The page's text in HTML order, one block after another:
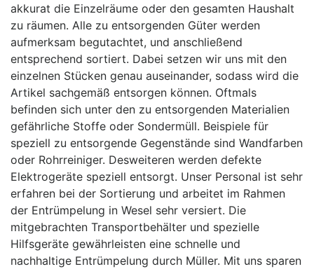
akkurat die Einzelräume oder den gesamten Haushalt
zu räumen. Alle zu entsorgenden Güter werden
aufmerksam begutachtet, und anschließend
entsprechend sortiert. Dabei setzen wir uns mit den
einzelnen Stücken genau auseinander, sodass wird die
Artikel sachgemäß entsorgen können. Oftmals
befinden sich unter den zu entsorgenden Materialien
gefährliche Stoffe oder Sondermüll. Beispiele für
speziell zu entsorgende Gegenstände sind Wandfarben
oder Rohrreiniger. Desweiteren werden defekte
Elektrogeräte speziell entsorgt. Unser Personal ist sehr
erfahren bei der Sortierung und arbeitet im Rahmen
der Entrümpelung in Wesel sehr versiert. Die
mitgebrachten Transportbehälter und spezielle
Hilfsgeräte gewährleisten eine schnelle und
nachhaltige Entrümpelung durch Müller. Mit uns sparen